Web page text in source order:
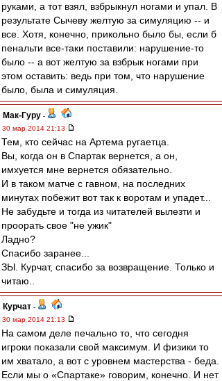
руками, а тот взял, взбрыкнул ногами и упал. В
результате Сычеву желтую за симуляцию -- и
все. Хотя, конечно, прикольно было бы, если б
пенальти все-таки поставили: нарушение-то
было -- а вот желтую за взбрык ногами при
этом оставить: ведь при том, что нарушение
было, была и симуляция.
Мак-Гуру -
30 мар 2014 21:13
Тем, кто сейчас на Артема ругаетца.
Вы, когда он в Спартак вернется, а он,
имхуется мне вернется обязательно.
И в таком матче с гавном, на последних
минутах побежит вот так к воротам и упадет...
Не забудьте и тогда из читателей вылезти и
проорать свое "не ужик"
Ладно?
Спасибо заранее...
ЗЫ. Курчат, спасибо за возвращение. Только и
читаю..
Курчат -
30 мар 2014 21:13
На самом деле печально то, что сегодня
игроки показали свой максимум. И физики то
им хватало, а вот с уровнем мастерства - беда.
Если мы о «Спартаке» говорим, конечно. И нет